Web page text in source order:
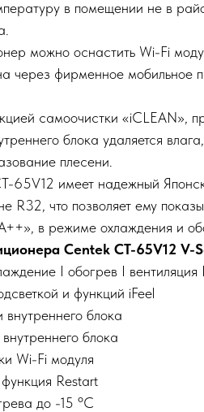
в помещении не в
можно оснастить Wi-Fi
через фирменное мобильное
самоочистки «iCLEAN»,
блока удаляется
плесени.
65V12 имеет надежный
R32, что позволяет ему
в режиме охлаждения и
Centek CT-65V12 V-
I обогрев I
и функций iFeel
блока
блока
Wi-Fi модуля
Restart
до -15 ºС